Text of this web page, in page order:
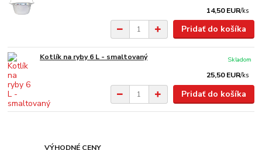
14,50 EUR/ks
Pridať do košíka
Kotlík na ryby 6 L - smaltovaný
25,50 EUR/ks
Skladom
Pridať do košíka
VÝHODNÉ CENY